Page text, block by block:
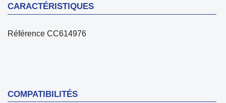
CARACTÉRISTIQUES
Référence CC614976
COMPATIBILITÉS